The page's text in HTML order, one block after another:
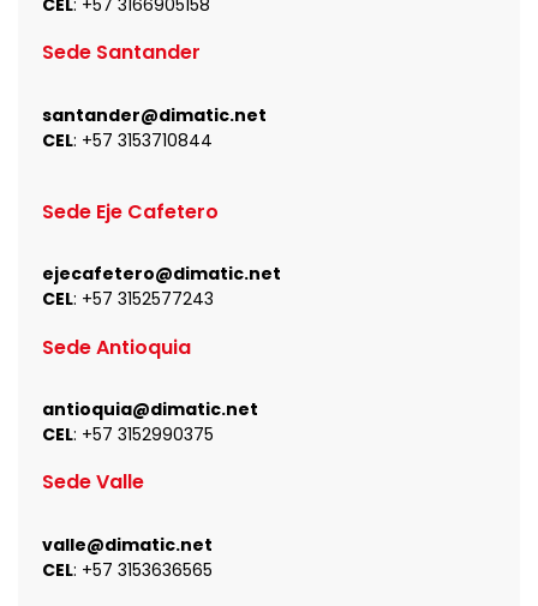
Sede Santander
santander@dimatic.net
CEL: +57 3153710844
Sede Eje Cafetero
ejecafetero@dimatic.net
CEL: +57 3152577243
Sede Antioquia
antioquia@dimatic.net
CEL: +57 3152990375
Sede Valle
valle@dimatic.net
CEL: +57 3153636565